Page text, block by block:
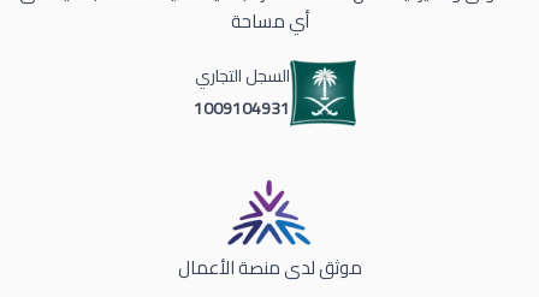
أي مساحة
السجل التجاري
1009104931
موثق لدى منصة الأعمال